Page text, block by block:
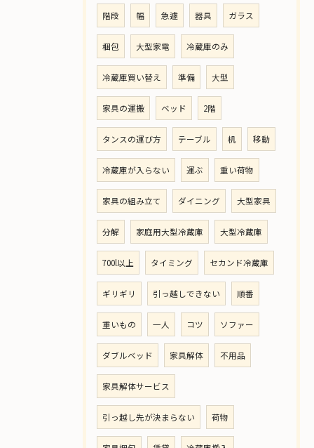
階段 幅 急遽 器具 ガラス
梱包 大型家電 冷蔵庫のみ
冷蔵庫買い替え 準備 大型
家具の運搬 ベッド 2階
タンスの運び方 テーブル 机 移動
冷蔵庫が入らない 運ぶ 重い荷物
家具の組み立て ダイニング 大型家具
分解 家庭用大型冷蔵庫 大型冷蔵庫
700l以上 タイミング セカンド冷蔵庫
ギリギリ 引っ越しできない 順番
重いもの 一人 コツ ソファー
ダブルベッド 家具解体 不用品
家具解体サービス
引っ越し先が決まらない 荷物